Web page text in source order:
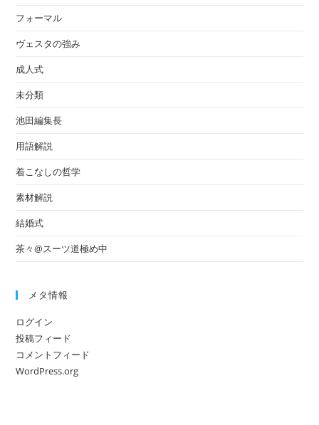
フォーマル
ヴェスタの強み
成人式
未分類
池田編集長
用語解説
着こなしの哲学
素材解説
結婚式
茶々@スーツ道極め中
メタ情報
ログイン
投稿フィード
コメントフィード
WordPress.org